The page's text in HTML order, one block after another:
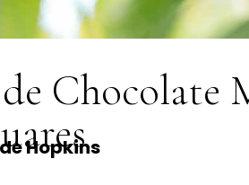
Chocolate
Hopkins